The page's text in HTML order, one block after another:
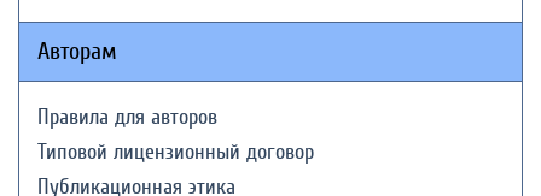
Авторам
Правила для авторов
Типовой лицензионный договор
Публикационная этика